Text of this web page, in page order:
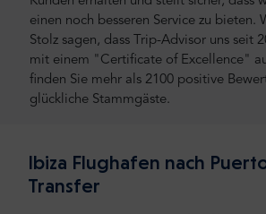
einen noch besseren Service zu bieten.
Stolz sagen, dass Trip-Advisor uns seit
mit einem "Certificate of Excellence"
finden Sie mehr als 2100 positive
glückliche Stammgäste.
Ibiza Flughafen nach
Transfer